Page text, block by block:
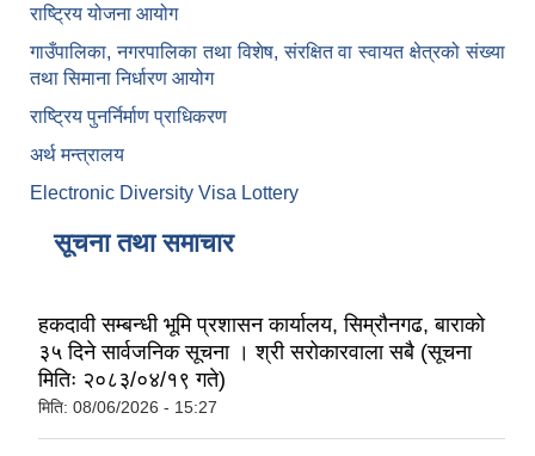
राष्ट्रिय योजना आयोग
गाउँपालिका, नगरपालिका तथा विशेष, संरक्षित वा स्वायत क्षेत्रको संख्या
तथा सिमाना निर्धारण आयोग
राष्ट्रिय पुनर्निर्माण प्राधिकरण
अर्थ मन्त्रालय
Electronic Diversity Visa Lottery
सूचना तथा समाचार
हकदावी सम्बन्धी भूमि प्रशासन कार्यालय, सिम्रौनगढ, बाराको
३५ दिने सार्वजनिक सूचना । श्री सरोकारवाला सबै (सूचना
मितिः २०८३/०४/१९ गते)
मिति: 08/06/2026 - 15:27